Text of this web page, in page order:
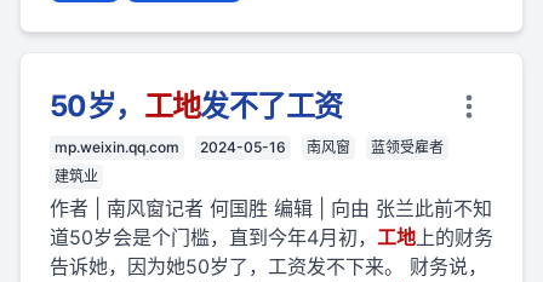
50岁， 工地发不了工资
mp.weixin.qq.com 2024-05-16 南风窗
蓝领受雇者
建筑业
作者 | 南风窗记者 何国胜 编辑 | 向由 张兰此前不知
道50岁会是个门槛，直到今年4月初， 工地上的财务
告诉她，因为她50岁了，工资发不下来。 财务说，